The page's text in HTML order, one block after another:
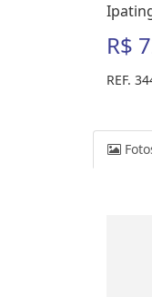
R$
REF.